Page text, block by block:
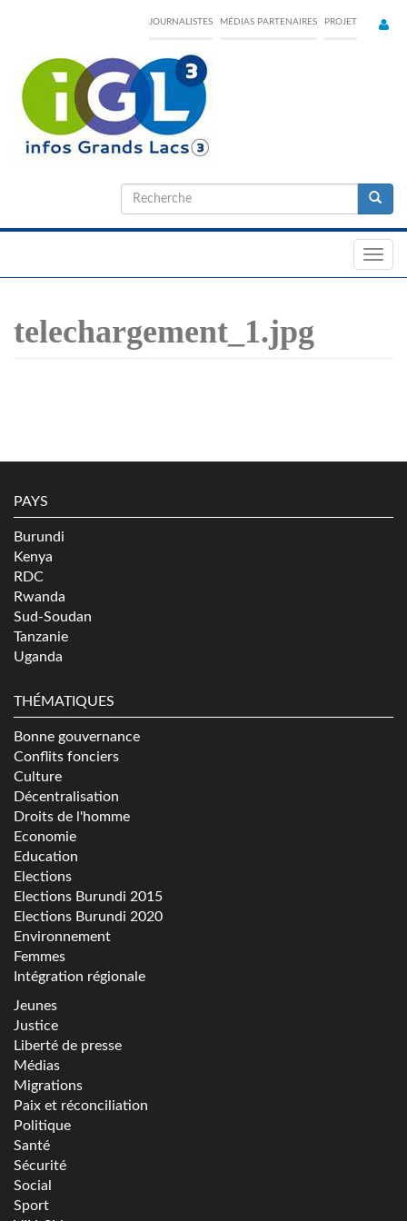
content
JOURNALISTES MÉDIAS PARTENAIRES PROJET
Formulaire
de
telechargement_1.jpg
PAYS
Burundi
Kenya
RDC
Rwanda
Sud-Soudan
Tanzanie
Uganda
THÉMATIQUES
Bonne gouvernance
Conflits fonciers
Culture
Décentralisation
Droits de l'homme
Economie
Education
Elections
Elections Burundi 2015
Elections Burundi 2020
Environnement
Femmes
Intégration régionale
Jeunes
Justice
Liberté de presse
Médias
Migrations
Paix et réconciliation
Politique
Santé
Sécurité
Social
Sport